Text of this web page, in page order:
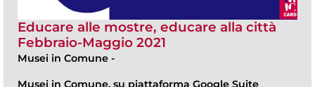
Educare alle mostre, educare alla città
Febbraio-Maggio 2021
Musei in Comune -
Musei in Comune, su piattaforma Google Suite